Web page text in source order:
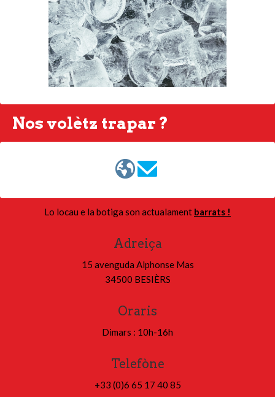
Nos volètz trapar ?
Lo locau e la botiga son actualament barrats !
Adreiça
15 avenguda Alphonse Mas
34500 BESIÈRS
Oraris
Dimars : 10h-16h
Telefòne
+33 (0)6 65 17 40 85